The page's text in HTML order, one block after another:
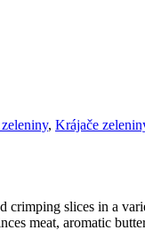
, Krájače
crimping slices in a
meat, aromatic